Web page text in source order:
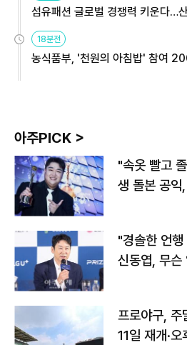
섬유패션 글로벌 경쟁력 키운다…
18분전
농식품부, '천원의 아침밥' 참여
아주PICK >
"속옷 빨고
생 돌본 공익
"경솔한 언
신동엽, 무슨
프로야구,
11일 재개·